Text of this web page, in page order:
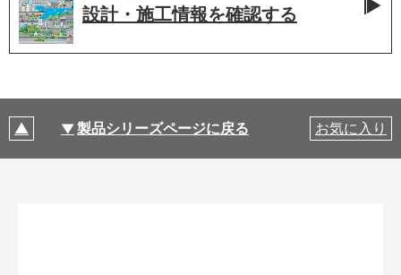
設計・施工情報を確認する
製品シリーズページに戻る お気に入り